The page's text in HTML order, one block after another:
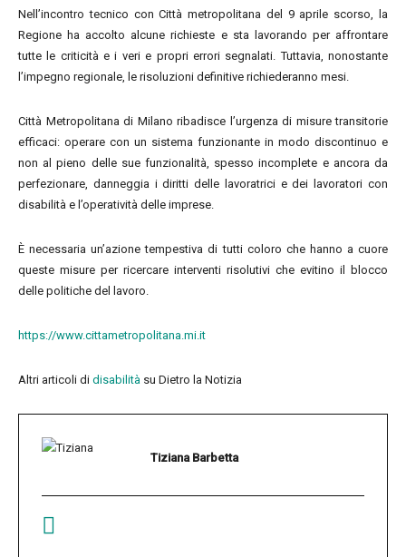
Nell’incontro tecnico con Città metropolitana del 9 aprile scorso, la
Regione ha accolto alcune richieste e sta lavorando per affrontare
tutte le criticità e i veri e propri errori segnalati. Tuttavia, nonostante
l’impegno regionale, le risoluzioni definitive richiederanno mesi.
Città Metropolitana di Milano ribadisce l’urgenza di misure transitorie
efficaci: operare con un sistema funzionante in modo discontinuo e
non al pieno delle sue funzionalità, spesso incomplete e ancora da
perfezionare, danneggia i diritti delle lavoratrici e dei lavoratori con
disabilità e l’operatività delle imprese.
È necessaria un’azione tempestiva di tutti coloro che hanno a cuore
queste misure per ricercare interventi risolutivi che evitino il blocco
delle politiche del lavoro.
https://www.cittametropolitana.mi.it
Altri articoli di disabilità su Dietro la Notizia
Tiziana Barbetta